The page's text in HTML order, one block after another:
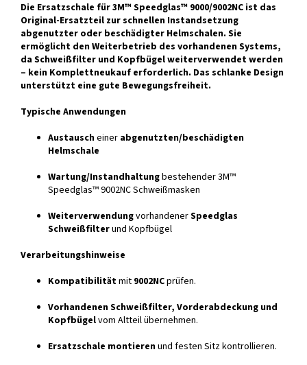
Die Ersatzschale für 3M™ Speedglas™ 9000/9002NC ist das
Original-Ersatzteil zur schnellen Instandsetzung
abgenutzter oder beschädigter Helmschalen. Sie
ermöglicht den Weiterbetrieb des vorhandenen Systems,
da Schweißfilter und Kopfbügel weiterverwendet werden
– kein Komplettneukauf erforderlich. Das schlanke Design
unterstützt eine gute Bewegungsfreiheit.
Typische Anwendungen
Austauscheiner abgenutzten/beschädigten
Helmschale
Wartung/Instandhaltungbestehender 3M™
Speedglas™ 9002NC Schweißmasken
WeiterverwendungvorhandenerSpeedglas
Schweißfilterund Kopfbügel
Verarbeitungshinweise
Kompatibilitätmit 9002NCprüfen.
Vorhandenen Schweißfilter, Vorderabdeckung und
Kopfbügelvom Altteil übernehmen.
Ersatzschale montierenund festen Sitz kontrollieren.